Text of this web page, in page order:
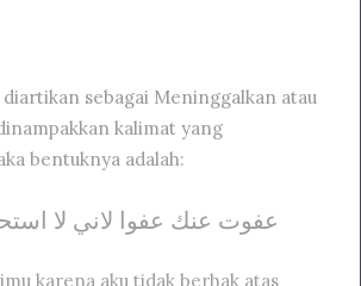
sebagai Meninggalkan atau
kalimat yang
bentuknya adalah:
عفوت عنك عفوا لاني لا
karena aku tidak berhak atas